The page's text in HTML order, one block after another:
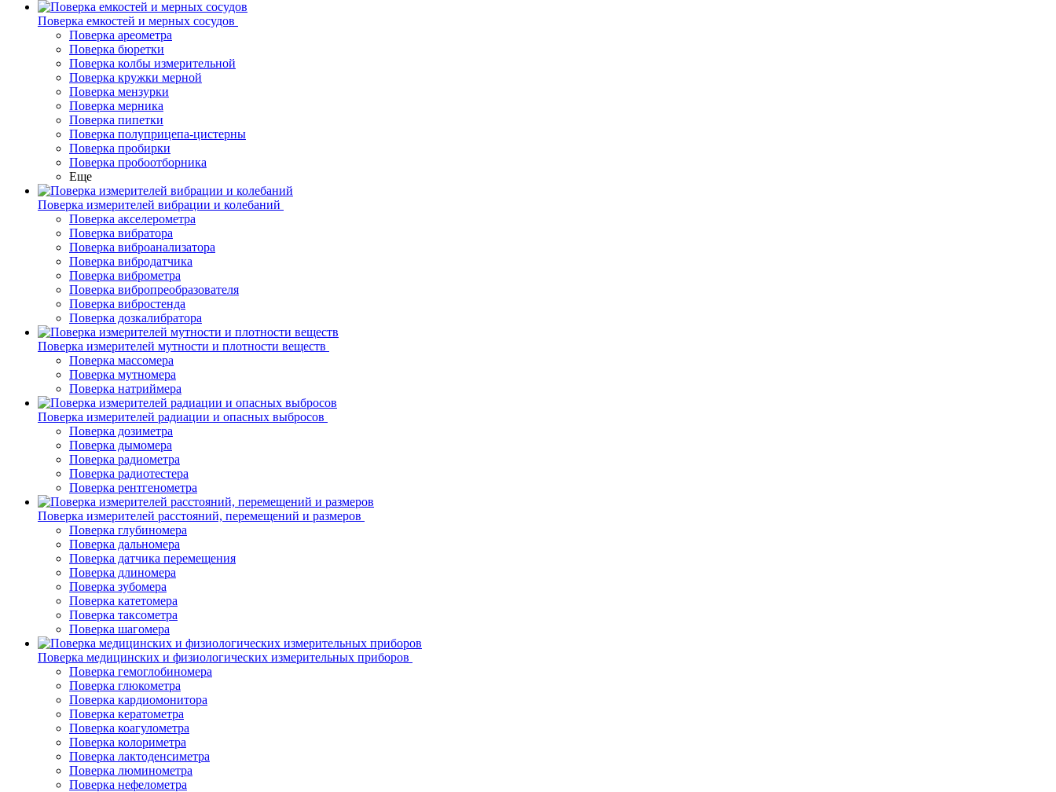
Поверка емкостей и мерных сосудов
Поверка ареометра
Поверка бюретки
Поверка колбы измерительной
Поверка кружки мерной
Поверка мензурки
Поверка мерника
Поверка пипетки
Поверка полуприцепа-цистерны
Поверка пробирки
Поверка пробоотборника
Еще
Поверка измерителей вибрации и колебаний
Поверка акселерометра
Поверка вибратора
Поверка виброанализатора
Поверка вибродатчика
Поверка виброметра
Поверка вибропреобразователя
Поверка вибростенда
Поверка дозкалибратора
Поверка измерителей мутности и плотности веществ
Поверка массомера
Поверка мутномера
Поверка натриймера
Поверка измерителей радиации и опасных выбросов
Поверка дозиметра
Поверка дымомера
Поверка радиометра
Поверка радиотестера
Поверка рентгенометра
Поверка измерителей расстояний, перемещений и размеров
Поверка глубиномера
Поверка дальномера
Поверка датчика перемещения
Поверка длиномера
Поверка зубомера
Поверка катетомера
Поверка таксометра
Поверка шагомера
Поверка медицинских и физиологических измерительных приборов
Поверка гемоглобиномера
Поверка глюкометра
Поверка кардиомонитора
Поверка кератометра
Поверка коагулометра
Поверка колориметра
Поверка лактоденсиметра
Поверка люминометра
Поверка нефелометра